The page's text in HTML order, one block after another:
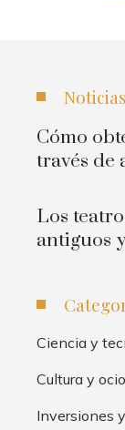
Noticias
Cómo
través de
Los
antiguos
Ciencia y
Cultura y ocio
Inversiones